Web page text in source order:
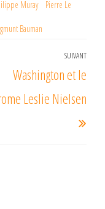
Muray Pierre Le
Bauman
SUIVANT
Washington et le
Leslie Nielsen